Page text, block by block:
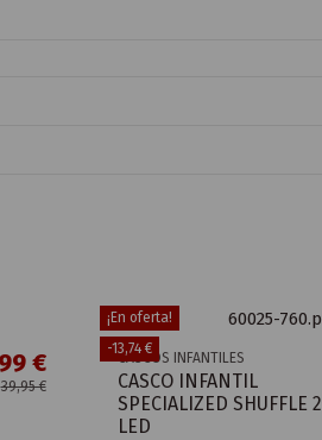
€
39,95 €
¡En oferta!
-13,74 €
CASCOS INFANTILES
CASCO INFANTIL
SPECIALIZED SHUFFLE 2
LED